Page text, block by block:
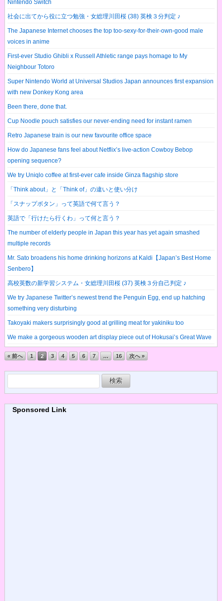
Nintendo Switch
社会に出てから役に立つ勉強・女総理川田桜 (38) 英検３分判定 ♪
The Japanese Internet chooses the top too-sexy-for-their-own-good male
voices in anime
First-ever Studio Ghibli x Russell Athletic range pays homage to My
Neighbour Totoro
Super Nintendo World at Universal Studios Japan announces first expansion
with new Donkey Kong area
Been there, done that.
Cup Noodle pouch satisfies our never-ending need for instant ramen
Retro Japanese train is our new favourite office space
How do Japanese fans feel about Netflix’s live-action Cowboy Bebop
opening sequence?
We try Uniqlo coffee at first-ever cafe inside Ginza flagship store
「Think about」と「Think of」の違いと使い分け
「スナップボタン」って英語で何て言う？
英語で「行けたら行くわ」って何と言う？
The number of elderly people in Japan this year has yet again smashed
multiple records
Mr. Sato broadens his home drinking horizons at Kaldi【Japan’s Best Home
Senbero】
高校英数の新学習システム・女総理川田桜 (37) 英検３分自己判定 ♪
We try Japanese Twitter’s newest trend the Penguin Egg, end up hatching
something very disturbing
Takoyaki makers surprisingly good at grilling meat for yakiniku too
We make a gorgeous wooden art display piece out of Hokusai’s Great Wave
« 前へ 1 2 3 4 5 6 7 … 16 次へ »
索:
Sponsored Link